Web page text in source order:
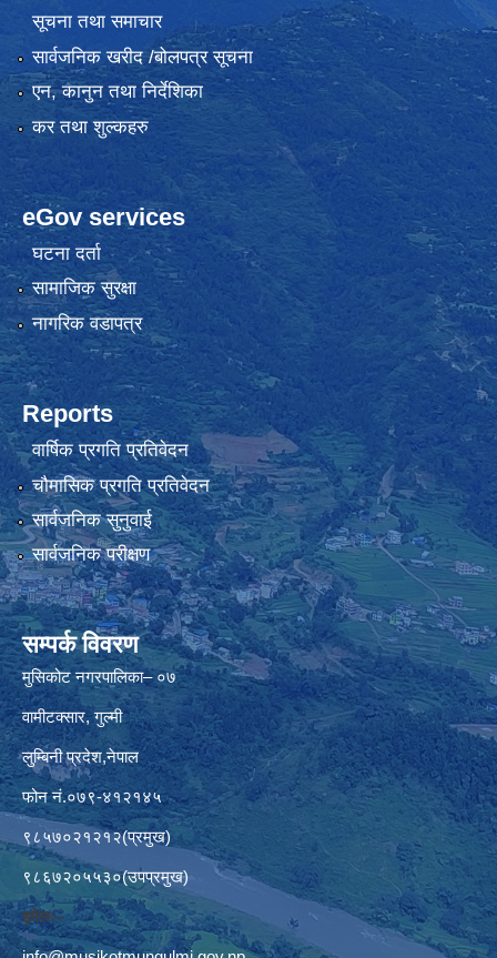
सूचना तथा समाचार
सार्वजनिक खरीद /बोलपत्र सूचना
एन, कानुन तथा निर्देशिका
कर तथा शुल्कहरु
eGov services
घटना दर्ता
सामाजिक सुरक्षा
नागरिक वडापत्र
Reports
वार्षिक प्रगति प्रतिवेदन
चौमासिक प्रगति प्रतिवेदन
सार्वजनिक सुनुवाई
सार्वजनिक परीक्षण
सम्पर्क विवरण
मुसिकोट नगरपालिका– ०७
वामीटक्सार, गुल्मी
लुम्बिनी प्रदेश,नेपाल
फोन नं.०७९-४१२१४५
९८५७०२१२१२(प्रमुख)
९८६७२०५५३०(उपप्रमुख)
इमेलः–